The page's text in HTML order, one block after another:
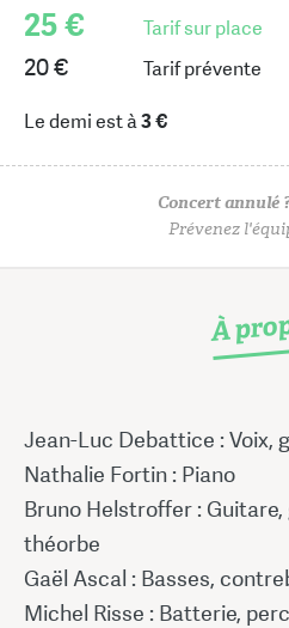
25 € Tarif sur place
20 € Tarif prévente
Le demi est à3 €
Concert annulé
Prévenez
À
Jean-Luc Debattice : Voix,
Nathalie Fortin : Piano
Bruno Helstroffer :
théorbe
Gaël Ascal : Basses,
Michel Risse : Batterie,